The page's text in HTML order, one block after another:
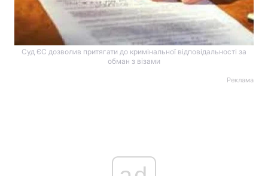
Суд ЄС дозволив притягати до кримінальної відповідальності за
обман з візами
Реклама